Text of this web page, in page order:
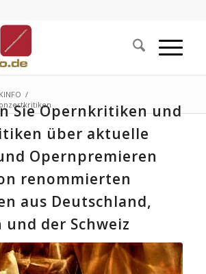
/
Sie Opernkritiken und
über aktuelle
Opernpremieren
renommierten
aus Deutschland,
der Schweiz